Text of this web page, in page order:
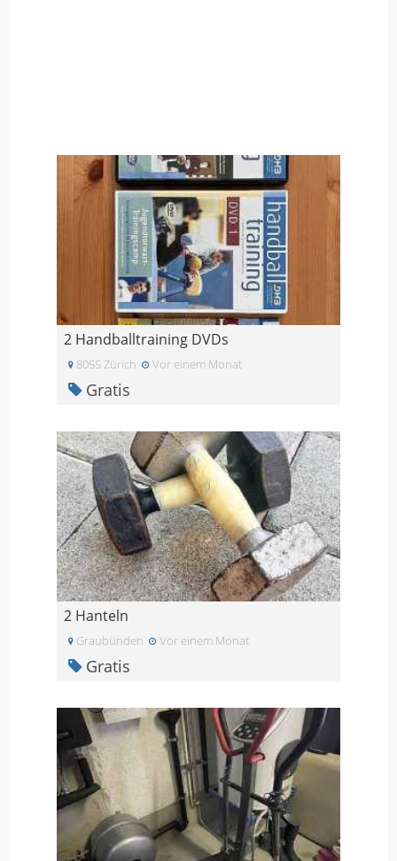
2 Handballtraining DVDs
8055 Zürich Vor einem Monat
Gratis
2 Hanteln
Graubünden Vor einem Monat
Gratis